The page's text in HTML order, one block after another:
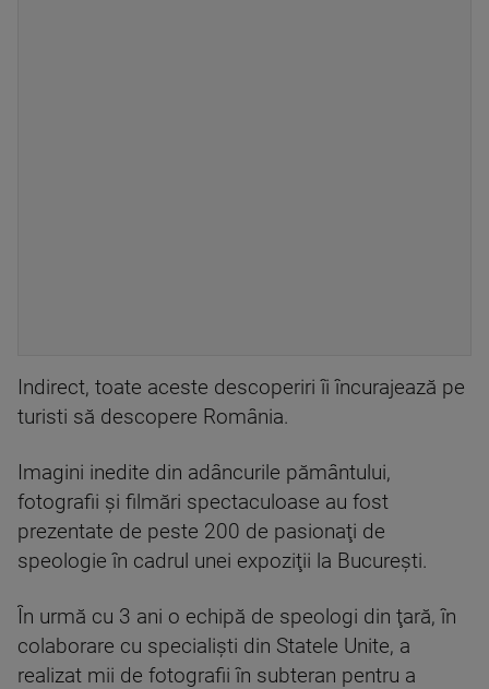
Indirect, toate aceste descoperiri îi încurajează pe
turisti să descopere România.
Imagini inedite din adâncurile pământului,
fotografii şi filmări spectaculoase au fost
prezentate de peste 200 de pasionaţi de
speologie în cadrul unei expoziţii la Bucureşti.
În urmă cu 3 ani o echipă de speologi din ţară, în
colaborare cu specialişti din Statele Unite, a
realizat mii de fotografii în subteran pentru a